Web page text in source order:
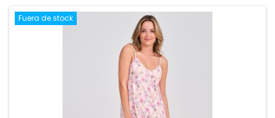
100% Algodón
Fuera de stock